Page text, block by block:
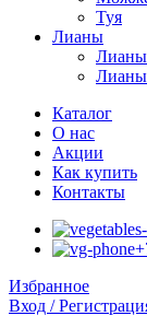
Туя
Лианы
Лианы
Каталог
О нас
Акции
Как купить
Контакты
Избранное
Вход /